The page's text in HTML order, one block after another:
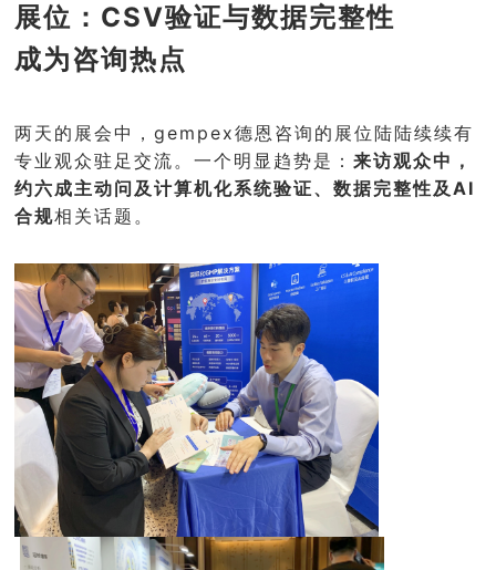
展位：CSV验证与数据完整性
成为咨询热点
两天的展会中，gempex德恩咨询的展位陆陆续续有
专业观众驻足交流。一个明显趋势是：来访观众中，
约六成主动问及计算机化系统验证、数据完整性及AI
合规相关话题。